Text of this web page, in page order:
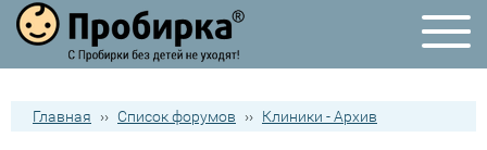
Главная ›› Список форумов ›› Клиники - Архив